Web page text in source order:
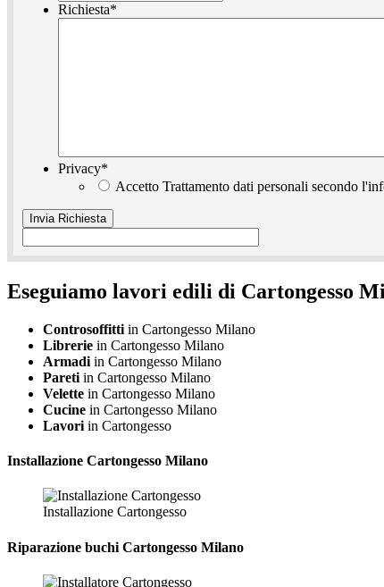
Richiesta*
Privacy*
Accetto Trattamento dati personali secondo
Eseguiamo lavori edili di Cartongesso
Controsoffitti in Cartongesso Milano
Librerie in Cartongesso Milano
Armadi in Cartongesso Milano
Pareti in Cartongesso Milano
Velette in Cartongesso Milano
Cucine in Cartongesso Milano
Lavori in Cartongesso
Installazione Cartongesso Milano
Installazione Cartongesso
Riparazione buchi Cartongesso Milano